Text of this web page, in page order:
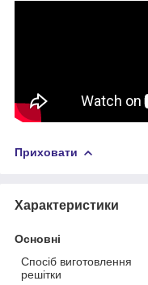
Приховати
Характеристики
Основні
Спосіб виготовлення
решітки